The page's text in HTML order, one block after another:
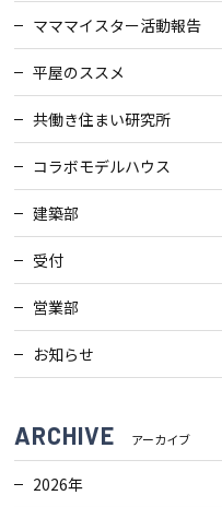
マママイスター活動報告
平屋のススメ
共働き住まい研究所
コラボモデルハウス
建築部
受付
営業部
お知らせ
ARCHIVE アーカイブ
2026年